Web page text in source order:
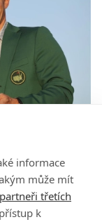
informace
může mít
třetích
k
McIlroy se
hrál golf